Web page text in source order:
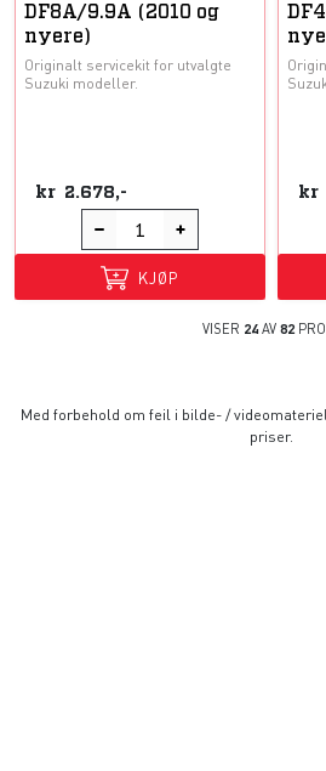
DF8A/9.9A (2010 og
nyere)
Originalt servicekit for utvalgte
Suzuki modeller.
kr 2.678,-
KJØP
kr
VISER 24AV 82
Med forbehold om feil i bilde- /
priser.